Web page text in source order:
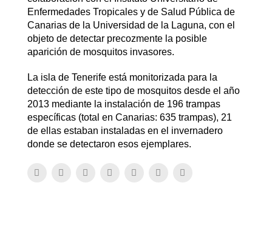
Enfermedades Tropicales y de Salud Pública de
Canarias de la Universidad de la Laguna, con el
objeto de detectar precozmente la posible
aparición de mosquitos invasores.
La isla de Tenerife está monitorizada para la
detección de este tipo de mosquitos desde el año
2013 mediante la instalación de 196 trampas
específicas (total en Canarias: 635 trampas), 21
de ellas estaban instaladas en el invernadero
donde se detectaron esos ejemplares.